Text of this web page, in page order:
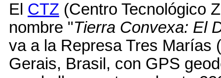
El CTZ (Centro Tecnológico
nombre "Tierra Convexa: El
va a la Represa Tres Marías
Gerais, Brasil, con GPS